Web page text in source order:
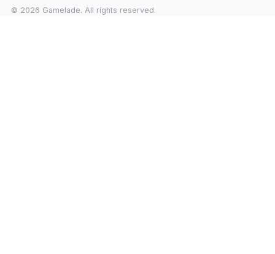
© 2026 Gamelade. All rights reserved.